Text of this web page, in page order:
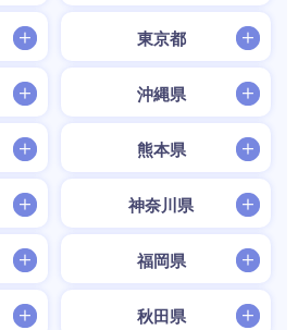
東京都
沖縄県
熊本県
神奈川県
福岡県
秋田県